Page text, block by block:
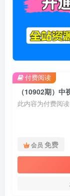
此内容为付费阅
会员 免费
付费阅读